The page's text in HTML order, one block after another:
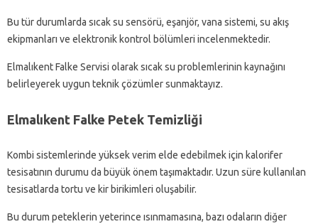
Bu tür durumlarda sıcak su sensörü, eşanjör, vana sistemi, su akış
ekipmanları ve elektronik kontrol bölümleri incelenmektedir.
Elmalıkent Falke Servisi olarak sıcak su problemlerinin kaynağını
belirleyerek uygun teknik çözümler sunmaktayız.
Elmalıkent Falke Petek Temizliği
Kombi sistemlerinde yüksek verim elde edebilmek için kalorifer
tesisatının durumu da büyük önem taşımaktadır. Uzun süre kullanılan
tesisatlarda tortu ve kir birikimleri oluşabilir.
Bu durum peteklerin yeterince ısınmamasına, bazı odaların diğer